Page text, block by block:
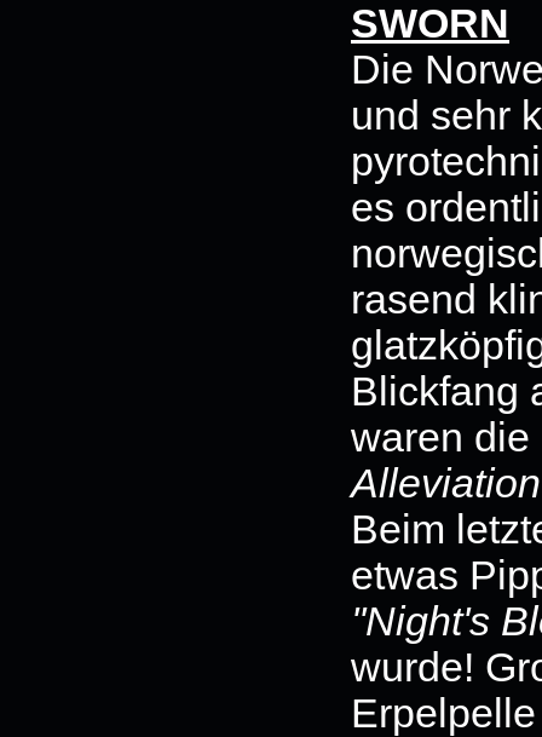
SWORN
Die
und sehr
es
rasend
Blickfang
waren
Beim
etwas
''Night's
wurde!